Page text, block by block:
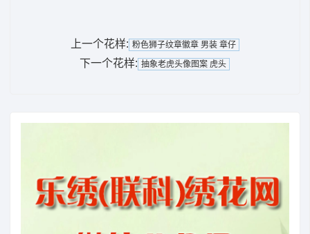
上一个花样: 粉色狮子纹章徽章 男装 章仔
下一个花样: 抽象老虎头像图案 虎头